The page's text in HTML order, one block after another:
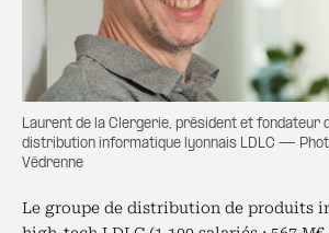
Laurent de la Clergerie, président et fondateur
distribution informatique lyonnais LDLC —
Védrenne
Le groupe de distribution de produits